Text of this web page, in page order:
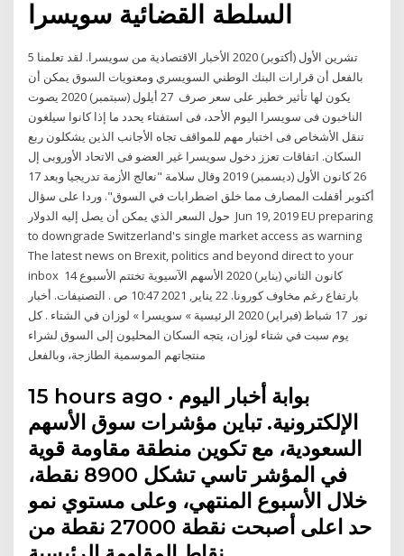
5 تشرين الأول (أكتوبر) 2020 الأخبار الاقتصادية من سويسرا. لقد تعلمنا
بالفعل أن قرارات البنك الوطني السويسري ومعنويات السوق يمكن أن
يكون لها تأثير خطير على سعر صرف 27 أيلول (سبتمبر) 2020 يصوت
الناخبون فى سويسرا اليوم الأحد، فى استفتاء يحدد ما إذا كانوا سيلغون
تنقل الأشخاص فى اختبار مهم للمواقف تجاه الأجانب الذين يشكلون ربع
السكان. اتفاقات تعزز دخول سويسرا غير العضو فى الاتحاد الأوروبى إل
26 كانون الأول (ديسمبر) 2019 وقال سلامة "نعالج الأزمة تدريجيا وبعد 17
أكتوبر أقفلت المصارف مما خلق اضطرابات في السوق". وردا على سؤال
حول السعر الذي يمكن أن يصل إليه الدولار Jun 19, 2019 EU preparing
to downgrade Switzerland's single market access as warning
The latest news on Brexit, politics and beyond direct to your
inbox 14 كانون الثاني (يناير) 2020 الأسهم الآسيوية تختتم الأسبوع
بارتفاع رغم مخاوف كورونا. 22 يناير, 2021 10:47 ص . التصنيفات. أخبار
نور 17 شباط (فبراير) 2020 الرئيسية » سويسرا » لوزان في الشتاء . كل
يوم سبت في شتاء لوزان، يتجه السكان المحليون إلى السوق لشراء
15 hours ago · بوابة أخبار اليوم
الإلكترونية. تباين مؤشرات سوق الأسهم
السعودية، مع تكوين منطقة مقاومة قوية
في المؤشر تاسي تشكل 8900 نقطة،
خلال الأسبوع المنتهي، وعلى مستوي نمو
حد اعلى أصبحت نقطة 27000 نقطة من